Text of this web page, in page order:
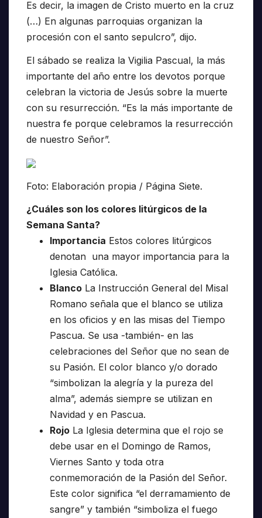
Es decir, la imagen de Cristo muerto en la cruz
(…) En algunas parroquias organizan la
procesión con el santo sepulcro”, dijo.
El sábado se realiza la Vigilia Pascual, la más
importante del año entre los devotos porque
celebran la victoria de Jesús sobre la muerte
con su resurrección. “Es la más importante de
nuestra fe porque celebramos la resurrección
de nuestro Señor”.
Foto: Elaboración propia / Página Siete.
¿Cuáles son los colores litúrgicos de la
Semana Santa?
Importancia Estos colores litúrgicos
denotan una mayor importancia para la
Iglesia Católica.
Blanco La Instrucción General del Misal
Romano señala que el blanco se utiliza
en los oficios y en las misas del Tiempo
Pascua. Se usa -también- en las
celebraciones del Señor que no sean de
su Pasión. El color blanco y/o dorado
“simbolizan la alegría y la pureza del
alma”, además siempre se utilizan en
Navidad y en Pascua.
Rojo La Iglesia determina que el rojo se
debe usar en el Domingo de Ramos,
Viernes Santo y toda otra
conmemoración de la Pasión del Señor.
Este color significa “el derramamiento de
sangre” y también “simboliza el fuego